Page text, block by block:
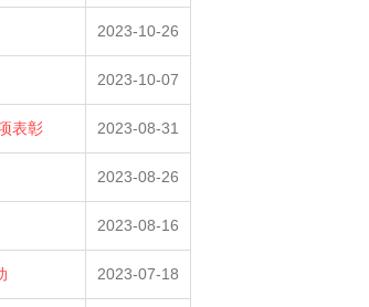
2023-10-26
2023-10-07
表彰 2023-08-31
2023-08-26
2023-08-16
2023-07-18